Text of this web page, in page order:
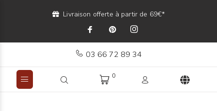
Livraison offerte à partir de 69€*
03 66 72 89 34
0